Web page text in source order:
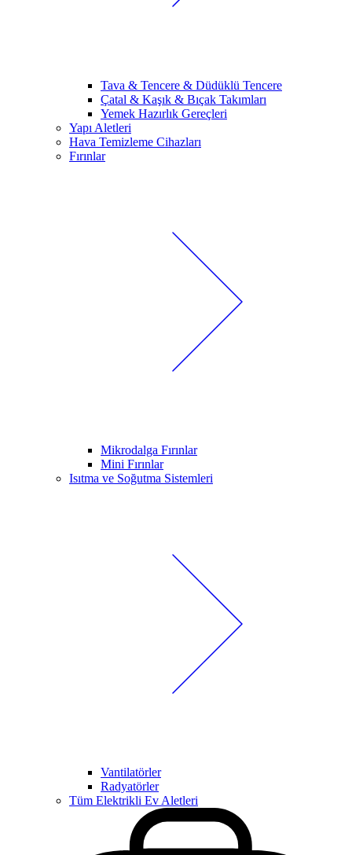
Tava & Tencere & Düdüklü Tencere
Çatal & Kaşık & Bıçak Takımları
Yemek Hazırlık Gereçleri
Yapı Aletleri
Hava Temizleme Cihazları
Fırınlar
Mikrodalga Fırınlar
Mini Fırınlar
Isıtma ve Soğutma Sistemleri
Vantilatörler
Radyatörler
Tüm Elektrikli Ev Aletleri